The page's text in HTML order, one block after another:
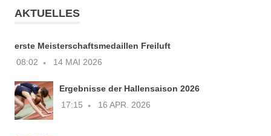
AKTUELLES
erste Meisterschaftsmedaillen Freiluft
08:02 14 MAI 2026
Ergebnisse der Hallensaison 2026
17:15 16 APR. 2026